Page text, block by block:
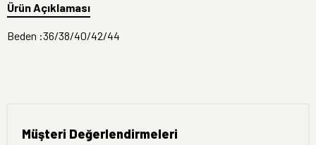
Ürün Açıklaması
Beden :36/38/40/42/44
Müşteri Değerlendirmeleri